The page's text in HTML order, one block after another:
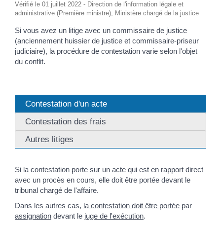
Vérifié le 01 juillet 2022 - Direction de l'information légale et
administrative (Première ministre), Ministère chargé de la justice
Si vous avez un litige avec un commissaire de justice
(anciennement huissier de justice et commissaire-priseur
judiciaire), la procédure de contestation varie selon l'objet
du conflit.
Contestation d'un acte
Contestation des frais
Autres litiges
Si la contestation porte sur un acte qui est en rapport direct
avec un procès en cours, elle doit être portée devant le
tribunal chargé de l'affaire.
Dans les autres cas, la contestation doit être portéepar
assignationdevant le juge de l'exécution.